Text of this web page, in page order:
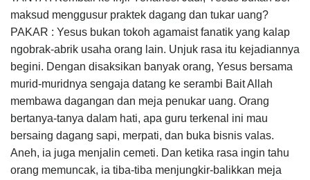
mak­sud menggusur praktek dagang dan tukar uang?
PAKAR : Yesus bukan tokoh agamaist fanatik yang kalap
ngobrak-abrik usaha orang lain. Unjuk rasa itu ke­jadiannya
begini. Dengan disaksikan banyak orang, Yesus bersama
murid-muridnya sengaja datang ke serambi Bait Allah
membawa dagangan dan meja penukar uang. Orang
bertanya-tanya da­lam hati, apa guru terkenal ini mau
bersaing dagang sapi, merpati, dan buka bisnis valas.
Aneh, ia juga menjalin cemeti. Dan ketika rasa ingin tahu
orang memuncak, ia tiba-tiba menjungkir-balikkan meja